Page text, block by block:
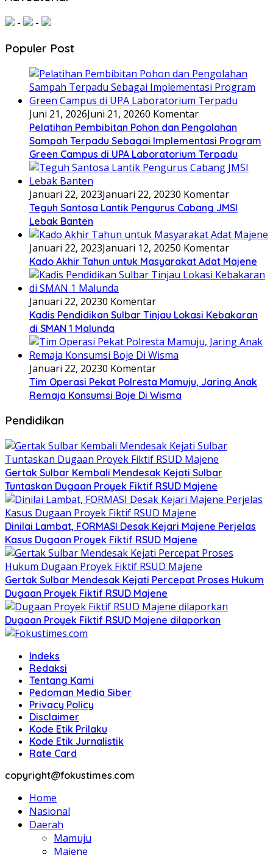
- -
Populer Post
Juni 21, 2026Juni 21, 20260 Komentar
Pelatihan Pembibitan Pohon dan Pengolahan
Sampah Terpadu Sebagai Implementasi Program
Green Campus di UPA Laboratorium Terpadu
Januari 22, 2023Januari 22, 20230 Komentar
Teguh Santosa Lantik Pengurus Cabang JMSI
Lebak Banten
Januari 22, 2023Januari 12, 20250 Komentar
Kado Akhir Tahun untuk Masyarakat Adat Majene
Januari 22, 20230 Komentar
Kadis Pendidikan Sulbar Tinjau Lokasi Kebakaran
di SMAN 1 Malunda
Januari 22, 20230 Komentar
Tim Operasi Pekat Polresta Mamuju, Jaring Anak
Remaja Konsumsi Boje Di Wisma
Pendidikan
Gertak Sulbar Kembali Mendesak Kejati Sulbar
Tuntaskan Dugaan Proyek Fiktif RSUD Majene
Dinilai Lambat, FORMASI Desak Kejari Majene Perjelas
Kasus Dugaan Proyek Fiktif RSUD Majene
Gertak Sulbar Mendesak Kejati Percepat Proses Hukum
Dugaan Proyek Fiktif RSUD Majene
Dugaan Proyek Fiktif RSUD Majene dilaporkan
Indeks
Redaksi
Tentang Kami
Pedoman Media Siber
Privacy Policy
Disclaimer
Kode Etik Prilaku
Kode Etik Jurnalistik
Rate Card
copyright@fokustimes.com
Home
Nasional
Daerah
Mamuju
Majene